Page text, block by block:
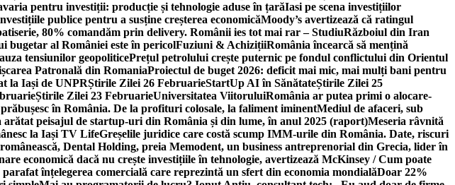
pentru investiții: producție și tehnologie aduse în țarăIasi pe scena investițiilor
publice pentru a susține creșterea economicăMoody’s avertizează că ratingul
80% comandăm prin delivery. Românii ies tot mai rar – StudiuRăzboiul din Iran
bugetar al României este în pericolFuziuni & AchizițiiRomânia încearcă să mențină
tensiunilor geopoliticePrețul petrolului crește puternic pe fondul conflictului din Orientul
Patronală din RomaniaProiectul de buget 2026: deficit mai mic, mai mulți bani pentru
la Iași de UNPRȘtirile Zilei 26 FebruarieStartUp AI în SănătateȘtirile Zilei 25
Știrile Zilei 23 FebruarieUniversitatea ViitoruluiRomânia ar putea primi o alocare-
în România. De la profituri colosale, la faliment iminentMediul de afaceri, sub
arătat peisajul de startup-uri din România și din lume, în anul 2025 (raport)Meseria râvnită
la Iași TV LifeGreșelile juridice care costă scump IMM-urile din România. Date, riscuri
Dental Holding, preia Memodent, un business antreprenorial din Grecia, lider în
economică dacă nu crește investițiile în tehnologie, avertizează McKinsey / Cum poate
înțelegerea comercială care reprezintă un sfert din economia mondialăDoar 22%